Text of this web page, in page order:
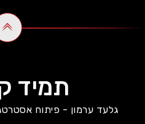
תמיד
גלעד ערמון - פיתוח